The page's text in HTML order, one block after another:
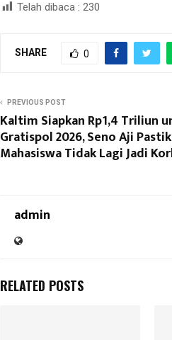
Telah dibaca : 230
SHARE 0
PREVIOUS POST
Kaltim Siapkan Rp1,4 Triliun
Gratispol 2026, Seno Aji
Mahasiswa Tidak Lagi Jadi
admin
RELATED POSTS